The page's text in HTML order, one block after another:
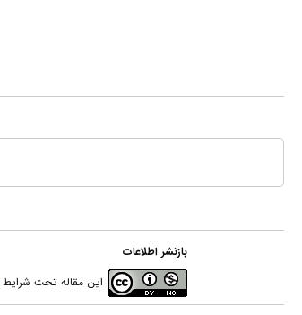
بازنشر اطلاعات
این مقاله تحت شرایط